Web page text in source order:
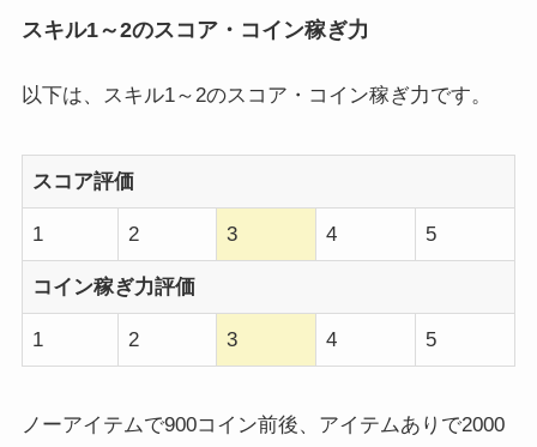
スキル1～2のスコア・コイン稼ぎ力
以下は、スキル1～2のスコア・コイン稼ぎ力です。
スコア評価
1 2 3 4 5
コイン稼ぎ力評価
1 2 3 4 5
ノーアイテムで900コイン前後、アイテムありで2000